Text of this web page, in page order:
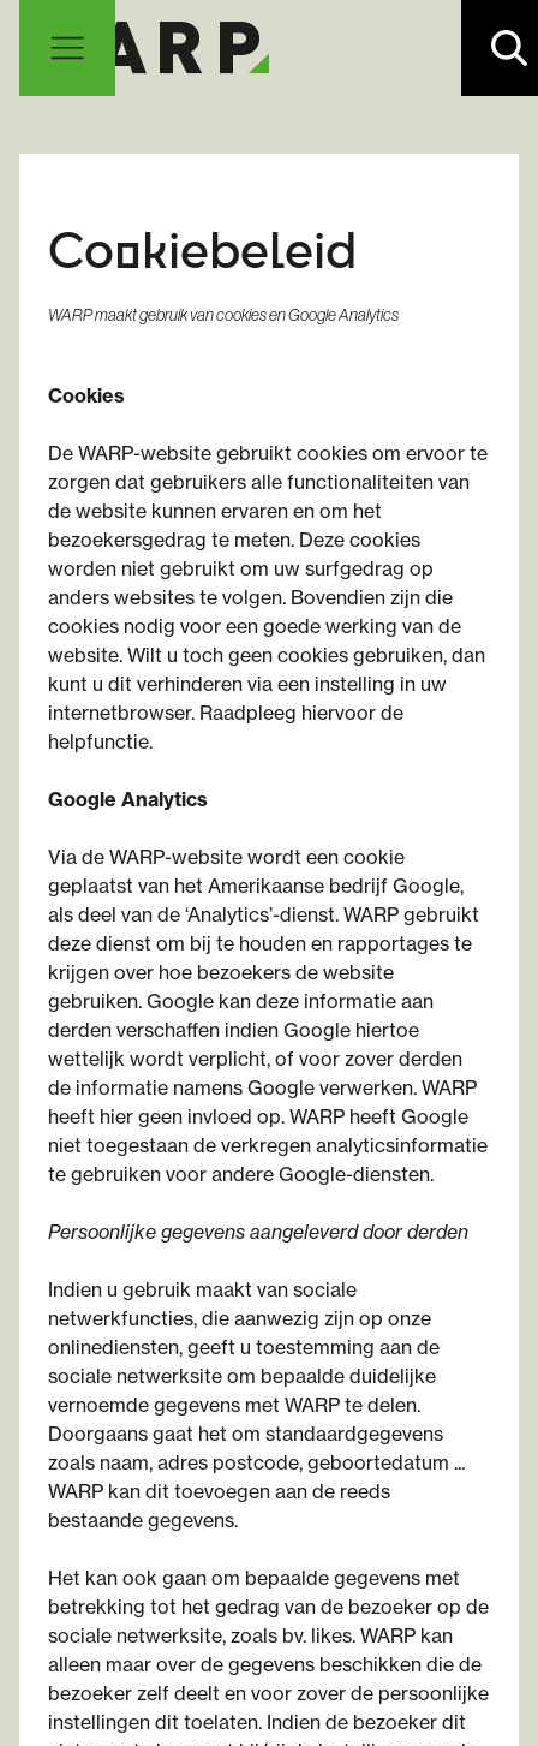
Cookiebeleid
WARP maakt gebruik van cookies en Google Analytics
Cookies
De WARP-website gebruikt cookies om ervoor te
zorgen dat gebruikers alle functionaliteiten van
de website kunnen ervaren en om het
bezoekersgedrag te meten. Deze cookies
worden niet gebruikt om uw surfgedrag op
anders websites te volgen. Bovendien zijn die
cookies nodig voor een goede werking van de
website. Wilt u toch geen cookies gebruiken, dan
kunt u dit verhinderen via een instelling in uw
internetbrowser. Raadpleeg hiervoor de
helpfunctie.
Google Analytics
Via de WARP-website wordt een cookie
geplaatst van het Amerikaanse bedrijf Google,
als deel van de ‘Analytics’-dienst. WARP gebruikt
deze dienst om bij te houden en rapportages te
krijgen over hoe bezoekers de website
gebruiken. Google kan deze informatie aan
derden verschaffen indien Google hiertoe
wettelijk wordt verplicht, of voor zover derden
de informatie namens Google verwerken. WARP
heeft hier geen invloed op. WARP heeft Google
niet toegestaan de verkregen analyticsinformatie
te gebruiken voor andere Google-diensten.
Persoonlijke gegevens aangeleverd door derden
Indien u gebruik maakt van sociale
netwerkfuncties, die aanwezig zijn op onze
onlinediensten, geeft u toestemming aan de
sociale netwerksite om bepaalde duidelijke
vernoemde gegevens met WARP te delen.
Doorgaans gaat het om standaardgegevens
zoals naam, adres postcode, geboortedatum ...
WARP kan dit toevoegen aan de reeds
bestaande gegevens.
Het kan ook gaan om bepaalde gegevens met
betrekking tot het gedrag van de bezoeker op de
sociale netwerksite, zoals bv. likes. WARP kan
alleen maar over de gegevens beschikken die de
bezoeker zelf deelt en voor zover de persoonlijke
instellingen dit toelaten. Indien de bezoeker dit